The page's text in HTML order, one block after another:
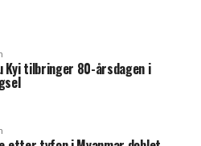
Kyi tilbringer 80-årsdagen i